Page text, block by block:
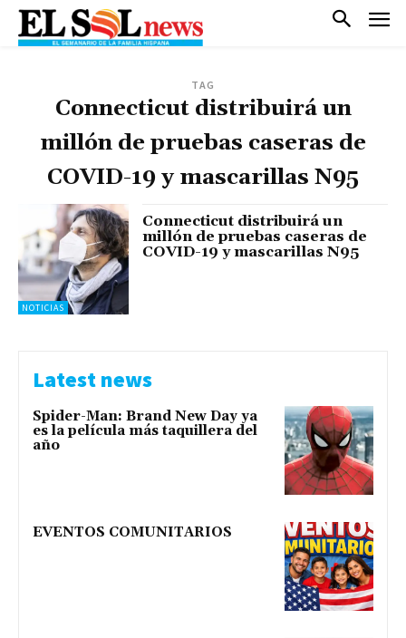
TAG
Connecticut distribuirá un
millón de pruebas caseras de
COVID-19 y mascarillas N95
NOTICIAS
Connecticut distribuirá un
millón de pruebas caseras de
COVID-19 y mascarillas N95
Latest news
Spider-Man: Brand New Day ya
es la película más taquillera del
año
EVENTOS COMUNITARIOS